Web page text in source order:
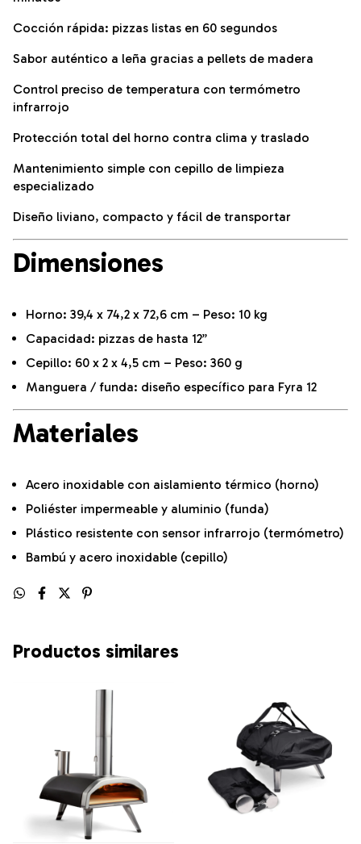
Cocción rápida: pizzas listas en 60 segundos
Sabor auténtico a leña gracias a pellets de madera
Control preciso de temperatura con termómetro
infrarrojo
Protección total del horno contra clima y traslado
Mantenimiento simple con cepillo de limpieza
especializado
Diseño liviano, compacto y fácil de transportar
Dimensiones
Horno: 39,4 x 74,2 x 72,6 cm – Peso: 10 kg
Capacidad: pizzas de hasta 12”
Cepillo: 60 x 2 x 4,5 cm – Peso: 360 g
Manguera / funda: diseño específico para Fyra 12
Materiales
Acero inoxidable con aislamiento térmico (horno)
Poliéster impermeable y aluminio (funda)
Plástico resistente con sensor infrarrojo (termómetro)
Bambú y acero inoxidable (cepillo)
Productos similares